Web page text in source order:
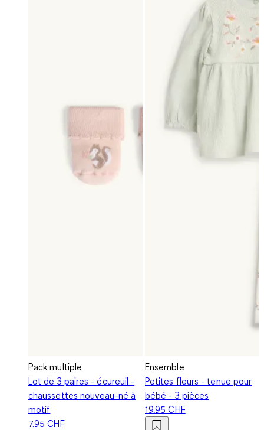
Pack multiple
Lot de 3 paires - écureuil -
chaussettes nouveau-né à
motif
7.95 CHF
Ensemble
Petites fleurs - tenue pour
bébé - 3 pièces
19.95 CHF